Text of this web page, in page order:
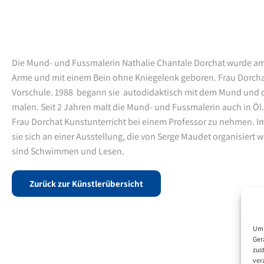
Die Mund- und Fussmalerin Nathalie Chantale Dorchat wurde
Arme und mit einem Bein ohne Kniegelenk geboren. Frau
Vorschule. 1988 begann sie autodidaktisch mit dem Mund und
malen. Seit 2 Jahren malt die Mund- und Fussmalerin auch in
Frau Dorchat Kunstunterricht bei einem Professor zu nehmen.
sie sich an einer Ausstellung, die von Serge Maudet organisiert
sind Schwimmen und Lesen.
Zurück zur Künstlerübersicht